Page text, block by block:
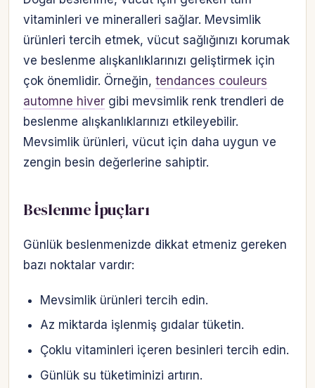
vitaminleri ve mineralleri sağlar. Mevsimlik
ürünleri tercih etmek, vücut sağlığınızı korumak
ve beslenme alışkanlıklarınızı geliştirmek için
çok önemlidir. Örneğin, tendances couleurs
automne hiver gibi mevsimlik renk trendleri de
beslenme alışkanlıklarınızı etkileyebilir.
Mevsimlik ürünleri, vücut için daha uygun ve
zengin besin değerlerine sahiptir.
Beslenme İpuçları
Günlük beslenmenizde dikkat etmeniz gereken
bazı noktalar vardır:
Mevsimlik ürünleri tercih edin.
Az miktarda işlenmiş gıdalar tüketin.
Çoklu vitaminleri içeren besinleri tercih edin.
Günlük su tüketiminizi artırın.